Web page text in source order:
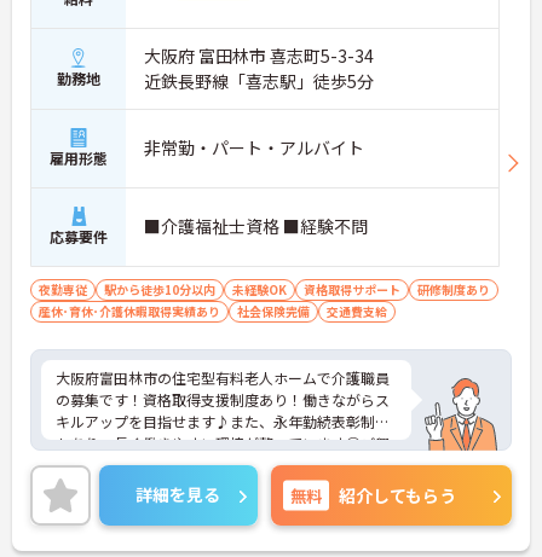
勤務地
大阪府 富田林市 喜志町5-3-34
近鉄長野線「喜志駅」徒歩5分
雇用形態 非常勤・パート・アルバイト
応募要件 ■介護福祉士資格 ■経験不問
夜勤専従 駅から徒歩10分以内 未経験OK 資格取得サポート
研修制度あり
産休･育休･介護休暇取得実績あり
社会保険完備 交通費支給
大阪府富田林市の住宅型有料老人ホームで介護職員
の募集です！資格取得支援制度あり！働きながらス
キルアップを目指せます♪また、永年勤続表彰制度
もあり、長く働きやすい環境が整っています◎ご興
味のある方は、面接ポイントをお伝えしますので、
お気軽にご連絡ください。
詳細を見る 無料 紹介してもらう